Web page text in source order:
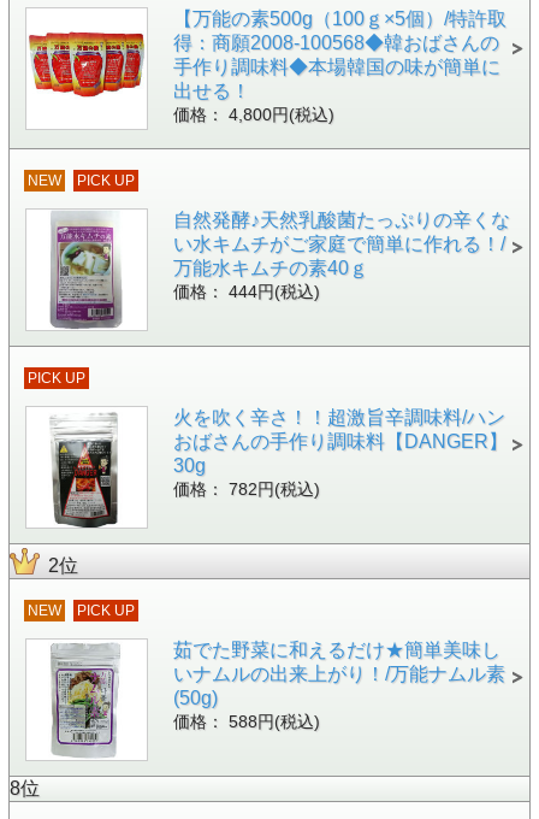
【万能の素500g（100ｇ×5個）/特許取
得：商願2008-100568◆韓おばさんの
手作り調味料◆本場韓国の味が簡単に
出せる！
価格： 4,800円(税込)
NEW PICK UP
自然発酵♪天然乳酸菌たっぷりの辛くな
い水キムチがご家庭で簡単に作れる！/
万能水キムチの素40ｇ
価格： 444円(税込)
PICK UP
火を吹く辛さ！！超激旨辛調味料/ハン
おばさんの手作り調味料【DANGER】
30g
価格： 782円(税込)
2位
NEW PICK UP
茹でた野菜に和えるだけ★簡単美味し
いナムルの出来上がり！/万能ナムル素
(50g)
価格： 588円(税込)
8位